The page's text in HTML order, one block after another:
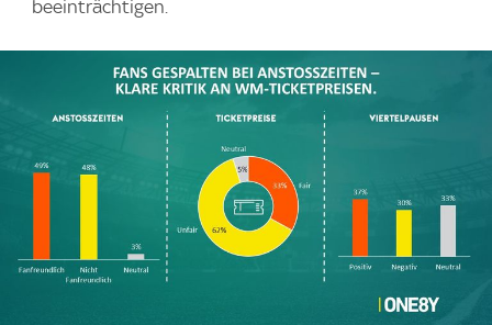
beeinträchtigen.